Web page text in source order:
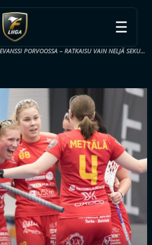
FBC LOISTOLLE REVANSSI PORVOOSSA – RATKAISU VAIN NELJÄ SEKUNTIA ENNEN JATKOAJAN LOPPUA